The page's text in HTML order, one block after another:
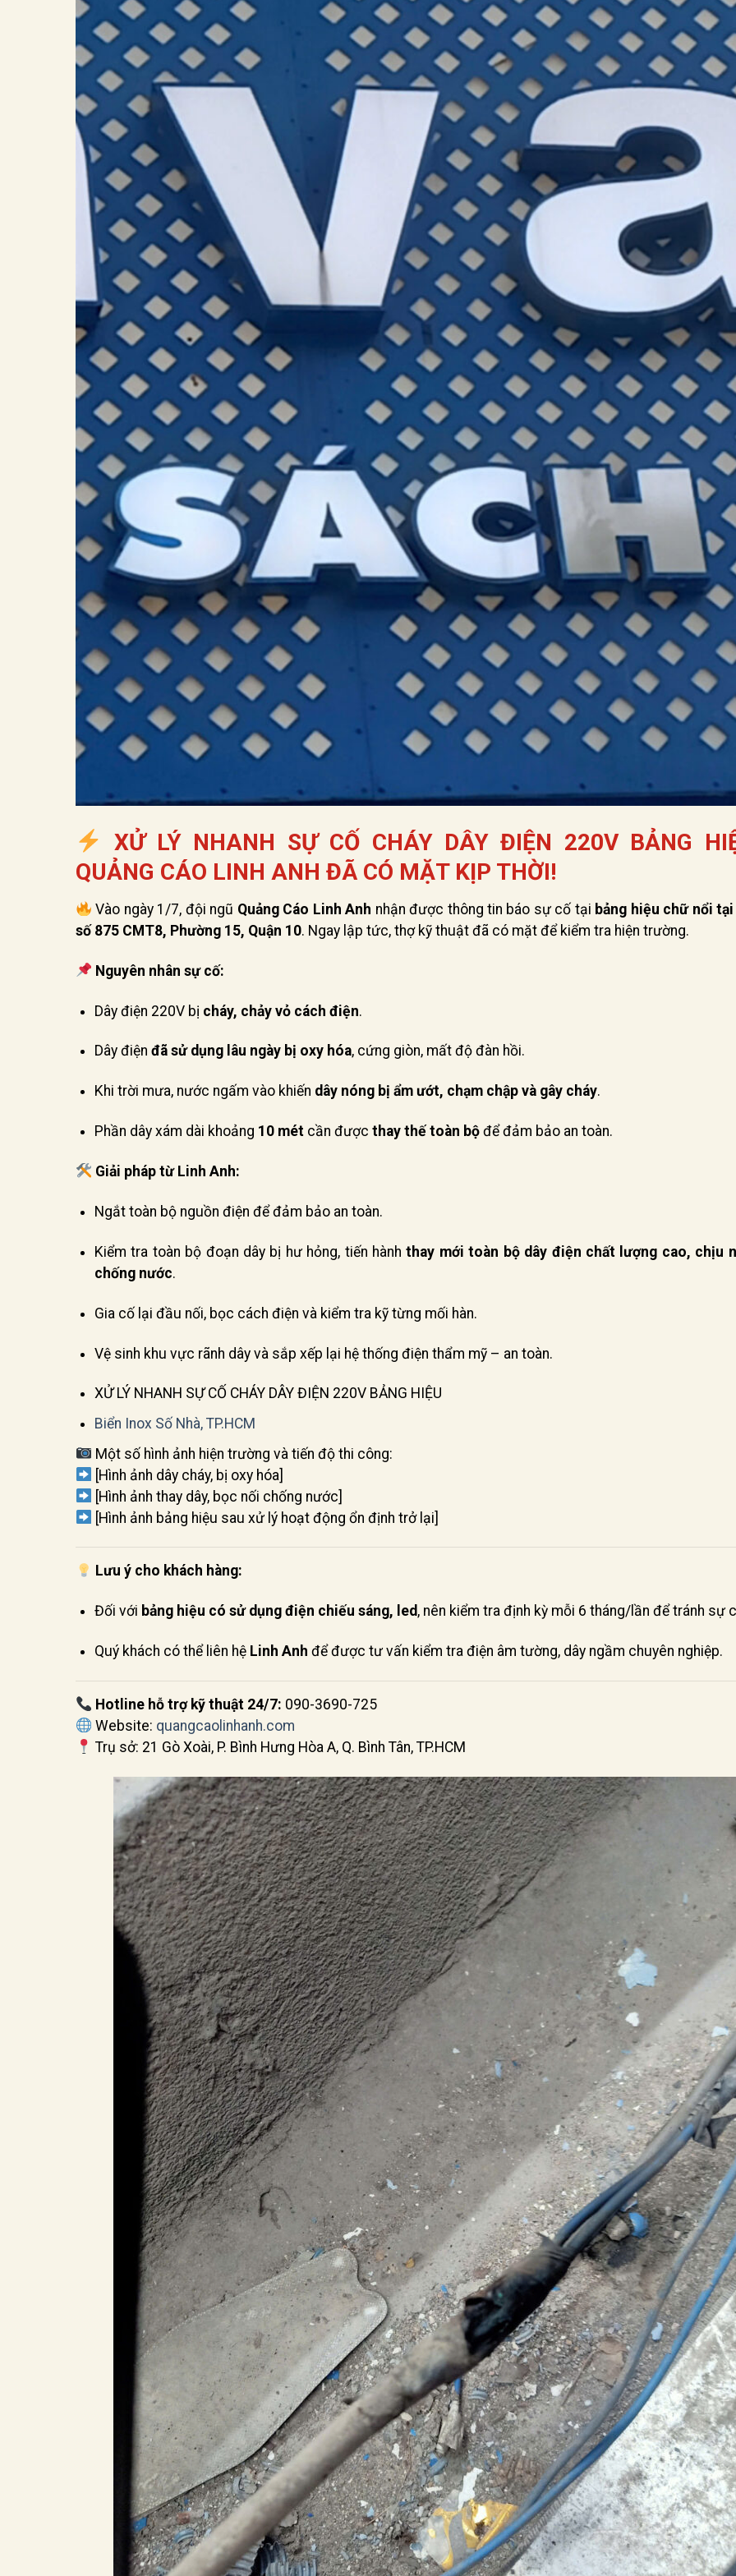
XỬ LÝ NHANH SỰ CỐ CHÁY DÂY ĐIỆN 220V BẢNG
QUẢNG CÁO LINH ANH ĐÃ CÓ MẶT KỊP THỜI!
Vào ngày 1/7, đội ngũ Quảng Cáo Linh Anh nhận được thông tin báo sự cố tại bảng hiệu chữ nổi
số 875 CMT8, Phường 15, Quận 10. Ngay lập tức, thợ kỹ thuật đã có mặt để kiểm tra hiện trường.
Nguyên nhân sự cố:
Dây điện 220V bị cháy, chảy vỏ cách điện.
Dây điện đã sử dụng lâu ngày bị oxy hóa, cứng giòn, mất độ đàn hồi.
Khi trời mưa, nước ngấm vào khiến dây nóng bị ẩm ướt, chạm chập và gây cháy.
Phần dây xám dài khoảng 10 métcần được thay thế toàn bộđể đảm bảo an toàn.
Giải pháp từ Linh Anh:
Ngắt toàn bộ nguồn điện để đảm bảo an toàn.
Kiểm tra toàn bộ đoạn dây bị hư hỏng, tiến hànhthay mới toàn bộ dây điện chất lượng cao, chịu
chống nước.
Gia cố lại đầu nối, bọc cách điện và kiểm tra kỹ từng mối hàn.
Vệ sinh khu vực rãnh dây và sắp xếp lại hệ thống điện thẩm mỹ – an toàn.
XỬ LÝ NHANH SỰ CỐ CHÁY DÂY ĐIỆN 220V BẢNG HIỆU
Biển Inox Số Nhà, TP.HCM
Một số hình ảnh hiện trường và tiến độ thi công:
[Hình ảnh dây cháy, bị oxy hóa]
[Hình ảnh thay dây, bọc nối chống nước]
[Hình ảnh bảng hiệu sau xử lý hoạt động ổn định trở lại]
Lưu ý cho khách hàng:
Đối với bảng hiệu có sử dụng điện chiếu sáng, led, nên kiểm tra định kỳ mỗi 6 tháng/lần để tránh sự
Quý khách có thể liên hệ Linh Anh để được tư vấn kiểm tra điện âm tường, dây ngầm chuyên nghiệp.
Hotline hỗ trợ kỹ thuật 24/7: 090-3690-725
Website: quangcaolinhanh.com
Trụ sở: 21 Gò Xoài, P. Bình Hưng Hòa A, Q. Bình Tân, TP.HCM